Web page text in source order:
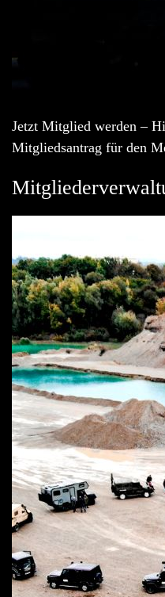
Jetzt Mitglied werden –
Mitgliedsantrag für den